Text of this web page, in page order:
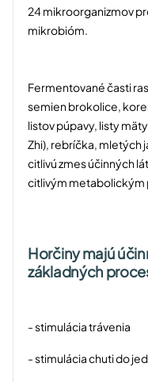
24 mikroorganizmov
mikrobióm.
Fermentované časti
semien brokolice,
listov púpavy, listy
Zhi), rebríčka, mletých
citlivú zmes účinných
citlivým metabolickým
Horčiny majú
základných
- stimulácia trávenia
- stimulácia chuti do